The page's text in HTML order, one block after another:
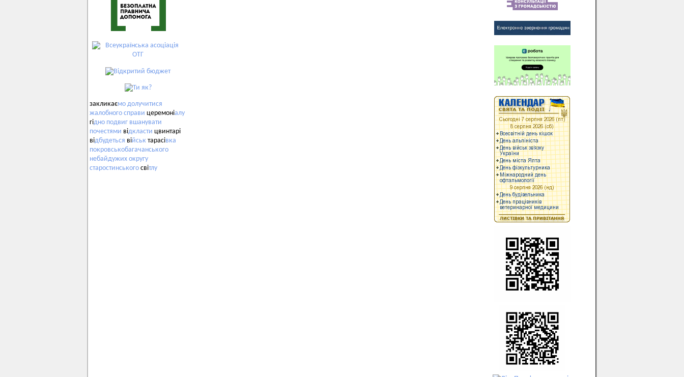
закликаємо долучитися
жалобного справи церемоніалу
гідно подвиг вшанувати
почестями відкласти цвинтарі
відбудеться військ тарасівка
покровськобагачанського
небайдужих округу
старостинського світлу